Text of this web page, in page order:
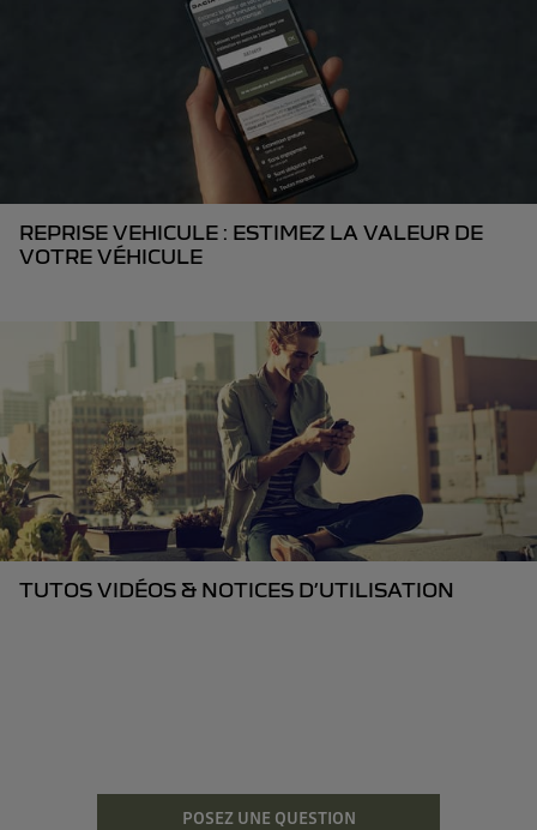
REPRISE VEHICULE : ESTIMEZ LA VALEUR DE
VOTRE VÉHICULE
TUTOS VIDÉOS & NOTICES D’UTILISATION
POSEZ UNE QUESTION